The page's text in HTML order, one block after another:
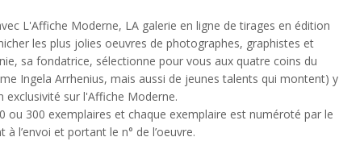
L'Affiche Moderne, LA galerie en ligne de tirages en édition
les plus jolies oeuvres de photographes, graphistes et
sa fondatrice, sélectionne pour vous aux quatre coins du
Ingela Arrhenius, mais aussi de jeunes talents qui montent) y
sur l'Affiche Moderne.
ou 300 exemplaires et chaque exemplaire est numéroté par le
l’envoi et portant le n° de l’oeuvre.